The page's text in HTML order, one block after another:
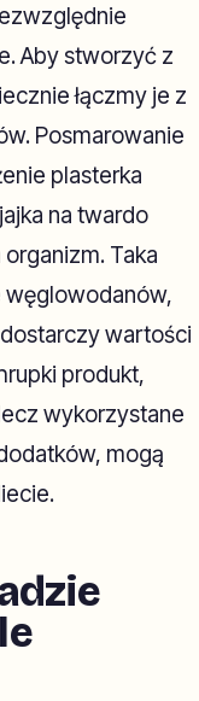
Aby stworzyć z
łączmy je z
Posmarowanie
plasterka
na twardo
Taka
węglowodanów,
wartości
produkt,
wykorzystane
mogą